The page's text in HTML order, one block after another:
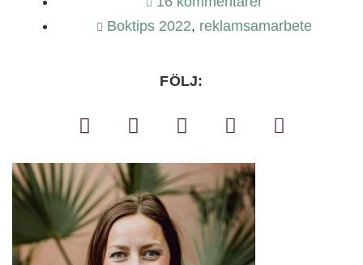
Boktips 2022, reklamsamarbete
FÖLJ: